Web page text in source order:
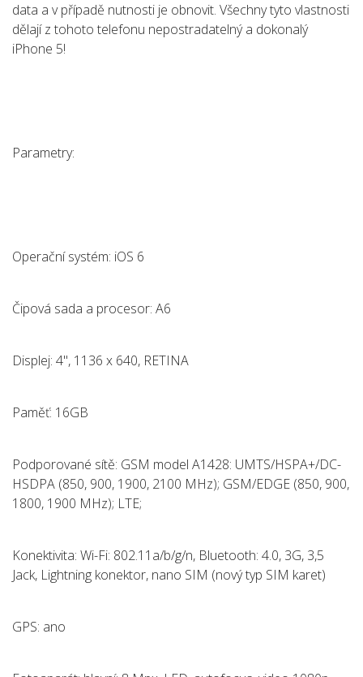
data a v případě nutnosti je obnovit. Všechny tyto vlastnosti
dělají z tohoto telefonu nepostradatelný a dokonalý
iPhone 5!
Parametry:
Operační systém: iOS 6
Čipová sada a procesor: A6
Displej: 4", 1136 x 640, RETINA
Paměť: 16GB
Podporované sítě: GSM model A1428: UMTS/HSPA+/DC-
HSDPA (850, 900, 1900, 2100 MHz); GSM/EDGE (850, 900,
1800, 1900 MHz); LTE;
Konektivita: Wi-Fi: 802.11a/b/g/n, Bluetooth: 4.0, 3G, 3,5
Jack, Lightning konektor, nano SIM (nový typ SIM karet)
GPS: ano